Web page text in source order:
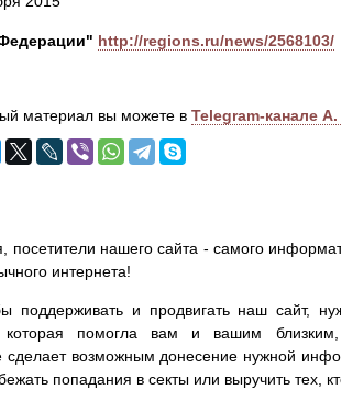
http://regions.ru/news/2568103/
материал вы можете в Telegram-канале
посетители нашего сайта - самого
интернета!
поддерживать и продвигать наш сайт,
помогла вам и вашим
сделает возможным донесение нужной
попадания в секты или выручить тех,